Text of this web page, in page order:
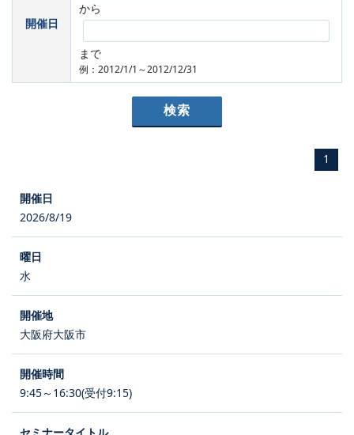
開催日
から
まで
例：2012/1/1～2012/12/31
1
2026/8/19
水
大阪府大阪市
9:45～16:30(受付9:15)